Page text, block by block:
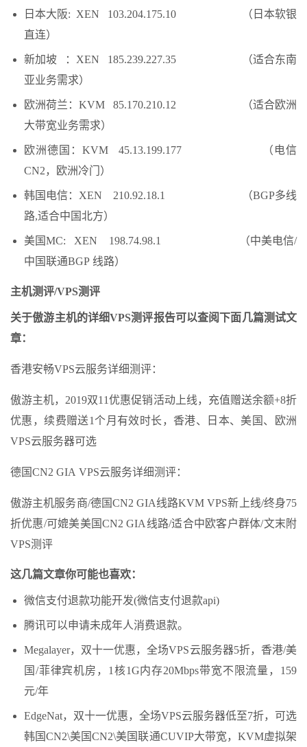
日本大阪: XEN 103.204.175.10 （日本软银
直连）
新加坡 ：XEN 185.239.227.35 （适合东南
亚业务需求）
欧洲荷兰：KVM 85.170.210.12 （适合欧洲
大带宽业务需求）
欧洲德国：KVM 45.13.199.177 （电信
CN2，欧洲冷门）
韩国电信：XEN 210.92.18.1 （BGP多线
路,适合中国北方）
美国MC: XEN 198.74.98.1 （中美电信/
中国联通BGP 线路）
主机测评/VPS测评
关于傲游主机的详细VPS测评报告可以查阅下面几篇测试文
章：
香港安畅VPS云服务详细测评：
傲游主机，2019双11优惠促销活动上线，充值赠送余额+8折
优惠，续费赠送1个月有效时长，香港、日本、美国、欧洲
VPS云服务器可选
德国CN2 GIA VPS云服务详细测评：
傲游主机服务商/德国CN2 GIA线路KVM VPS新上线/终身75
折优惠/可媲美美国CN2 GIA线路/适合中欧客户群体/文末附
VPS测评
这几篇文章你可能也喜欢：
微信支付退款功能开发(微信支付退款api)
腾讯可以申请未成年人消费退款。
Megalayer，双十一优惠，全场VPS云服务器5折，香港/美
国/菲律宾机房，1核1G内存20Mbps带宽不限流量，159
元/年
EdgeNat，双十一优惠，全场VPS云服务器低至7折，可选
韩国CN2\美国CN2\美国联通CUVIP大带宽，KVM虚拟架